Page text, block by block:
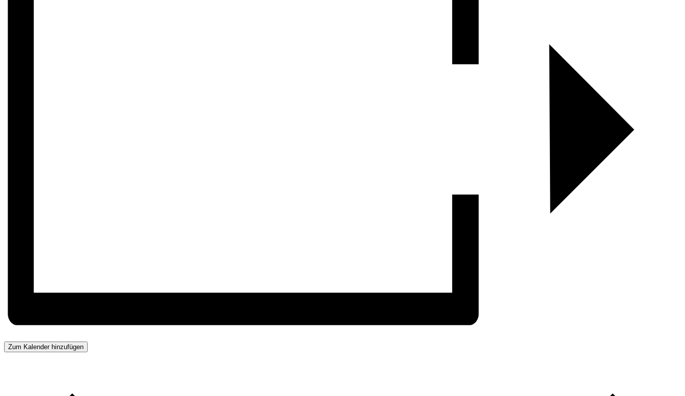
Zum Kalender hinzufügen